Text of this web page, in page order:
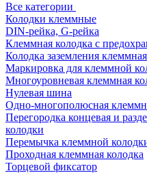
Все категории
Колодки клеммные
DIN-рейка, G-рейка
Клеммная колодка с
Колодка заземления клеммная
Маркировка для клеммной
Многоуровневая клеммная
Нулевая шина
Одно-многополюсная
Перегородка концевая и
колодки
Перемычка клеммной
Проходная клеммная колодка
Торцевой фиксатор